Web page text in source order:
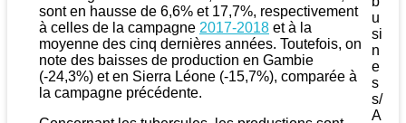
sont en hausse de 6,6% et 17,7%, respectivement
à celles de la campagne 2017-2018 et à la
moyenne des cinq dernières années. Toutefois, on
note des baisses de production en Gambie
(-24,3%) et en Sierra Léone (-15,7%), comparée à
la campagne précédente.
u
si
n
e
s
s/
A